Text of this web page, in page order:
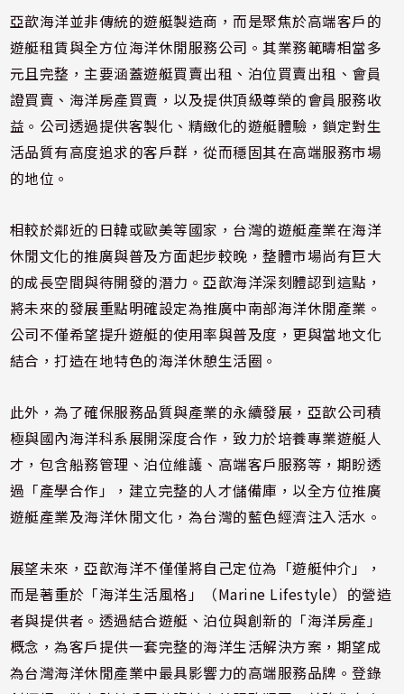
亞歆海洋並非傳統的遊艇製造商，而是聚焦於高端客戶的
遊艇租賃與全方位海洋休閒服務公司。其業務範疇相當多
元且完整，主要涵蓋遊艇買賣出租、泊位買賣出租、會員
證買賣、海洋房產買賣，以及提供頂級尊榮的會員服務收
益。公司透過提供客製化、精緻化的遊艇體驗，鎖定對生
活品質有高度追求的客戶群，從而穩固其在高端服務市場
的地位。
相較於鄰近的日韓或歐美等國家，台灣的遊艇產業在海洋
休閒文化的推廣與普及方面起步較晚，整體市場尚有巨大
的成長空間與待開發的潛力。亞歆海洋深刻體認到這點，
將未來的發展重點明確設定為推廣中南部海洋休閒產業。
公司不僅希望提升遊艇的使用率與普及度，更與當地文化
結合，打造在地特色的海洋休憩生活圈。
此外，為了確保服務品質與產業的永續發展，亞歆公司積
極與國內海洋科系展開深度合作，致力於培養專業遊艇人
才，包含船務管理、泊位維護、高端客戶服務等，期盼透
過「產學合作」，建立完整的人才儲備庫，以全方位推廣
遊艇產業及海洋休閒文化，為台灣的藍色經濟注入活水。
展望未來，亞歆海洋不僅僅將自己定位為「遊艇仲介」，
而是著重於「海洋生活風格」（Marine Lifestyle）的營造
者與提供者。透過結合遊艇、泊位與創新的「海洋房產」
概念，為客戶提供一套完整的海洋生活解決方案，期望成
為台灣海洋休閒產業中最具影響力的高端服務品牌。登錄